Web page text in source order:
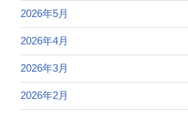
2026年5月
2026年4月
2026年3月
2026年2月